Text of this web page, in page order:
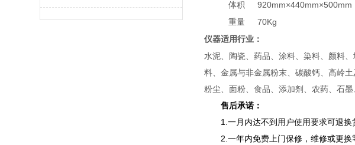
体积
920mm×440mm×500mm
重量
70Kg
仪器适用行业 ：
水泥、陶瓷、药品、涂料、染料、颜料
料、金属与非金属粉末、碳酸钙、高岭
粉尘、面粉、食品、添加剂、农药、石
售后承诺：
1.一月内达不到用户使用要求可退换
2.一年内免费上门保修，维修或更换